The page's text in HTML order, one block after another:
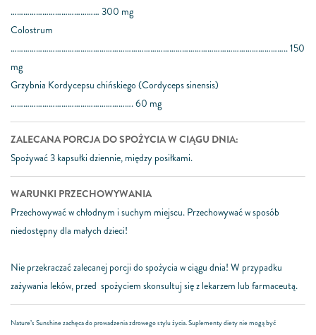
…………………………………… 300 mg
Colostrum
………………………………………………………………………………………………………………….. 150
mg
Grzybnia Kordycepsu chińskiego (Cordyceps sinensis)
…………………………………………………. 60 mg
ZALECANA PORCJA DO SPOŻYCIA W CIĄGU DNIA:
Spożywać 3 kapsułki dziennie, między posiłkami.
WARUNKI PRZECHOWYWANIA
Przechowywać w chłodnym i suchym miejscu. Przechowywać w sposób
niedostępny dla małych dzieci!
Nie przekraczać zalecanej porcji do spożycia w ciągu dnia! W przypadku
zażywania leków, przed spożyciem skonsultuj się z lekarzem lub farmaceutą.
Nature’s Sunshine zachęca do prowadzenia zdrowego stylu życia. Suplementy diety nie mogą być